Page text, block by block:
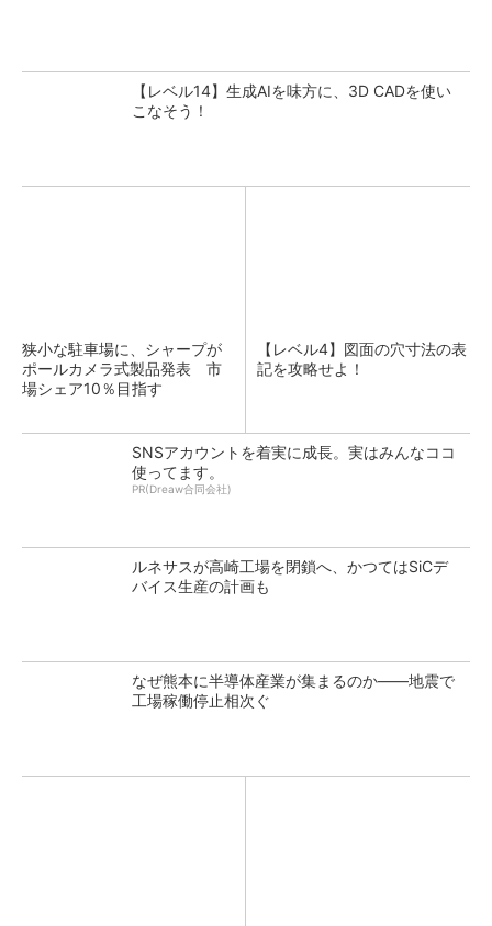
【レベル14】生成AIを味方に、3D CADを使い
こなそう！
狭小な駐車場に、シャープが
ポールカメラ式製品発表 市
場シェア10％目指す
【レベル4】図面の穴寸法の表
記を攻略せよ！
SNSアカウントを着実に成長。実はみんなココ
使ってます。
PR(Dreaw合同会社)
ルネサスが高崎工場を閉鎖へ、かつてはSiCデ
バイス生産の計画も
なぜ熊本に半導体産業が集まるのか――地震で
工場稼働停止相次ぐ